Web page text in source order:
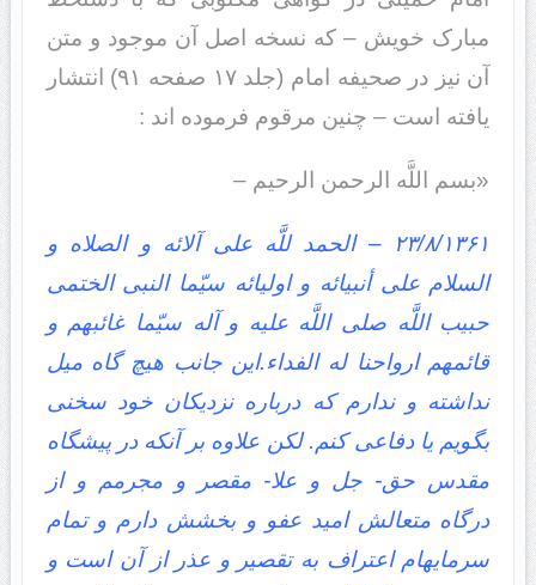
مبارک خویش – که نسخه اصل آن موجود و متن
آن نیز در صحیفه امام (جلد ۱۷ صفحه ۹۱) انتشار
یافته است – چنین مرقوم فرموده اند :
«بسم اللَّه الرحمن الرحیم –
۲۳/۸/۱۳۶۱ – الحمد للَّه على آلائه و الصلاه و
السلام على أنبیائه و اولیائه سیّما النبی الختمی
حبیب اللَّه صلى اللَّه علیه و آله سیّما غائبهم و
قائمهم ارواحنا له الفداء.این جانب هیچ گاه میل
نداشته و ندارم که درباره نزدیکان خود سخنى
بگویم یا دفاعى کنم. لکن علاوه بر آنکه در پیشگاه
مقدس حق- جل و علا- مقصر و مجرمم و از
درگاه متعالش امید عفو و بخشش دارم و تمام
سرمایه‏ام اعتراف به تقصیر و عذر از آن است و